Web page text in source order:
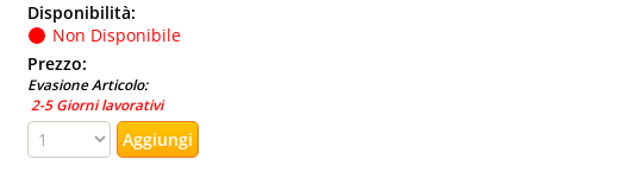
Disponibilità:
Non Disponibile
Prezzo:
Evasione Articolo:
2-5 Giorni lavorativi